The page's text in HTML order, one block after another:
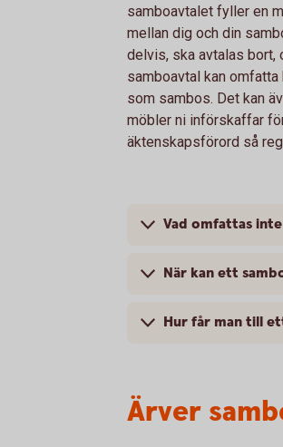
samboavtalet fyller en
mellan dig och din
delvis, ska avtalas bort,
samboavtal kan
som sambos. Det kan
möbler ni införskaffar
äktenskapsförord så
Vad omfattas
När kan ett
Hur får man till
Ärver